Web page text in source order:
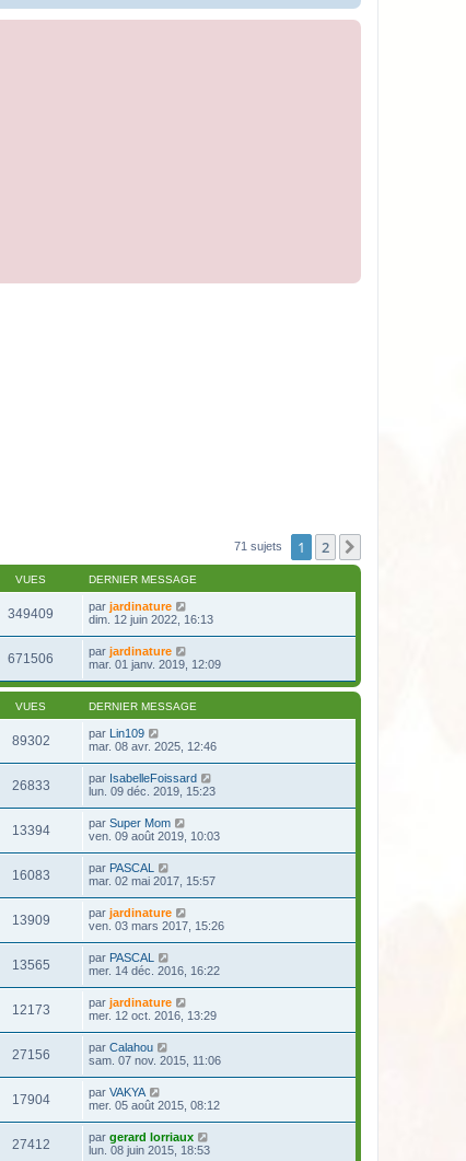
71 sujets 1 2
VUES DERNIER MESSAGE
349409 par jardinature
dim. 12 juin 2022, 16:13
671506 par jardinature
mar. 01 janv. 2019, 12:09
VUES DERNIER MESSAGE
89302 par Lin109
mar. 08 avr. 2025, 12:46
26833 par IsabelleFoissard
lun. 09 déc. 2019, 15:23
13394 par Super Mom
ven. 09 août 2019, 10:03
16083 par PASCAL
mar. 02 mai 2017, 15:57
13909 par jardinature
ven. 03 mars 2017, 15:26
13565 par PASCAL
mer. 14 déc. 2016, 16:22
12173 par jardinature
mer. 12 oct. 2016, 13:29
27156 par Calahou
sam. 07 nov. 2015, 11:06
17904 par VAKYA
mer. 05 août 2015, 08:12
27412 par gerard lorriaux
lun. 08 juin 2015, 18:53